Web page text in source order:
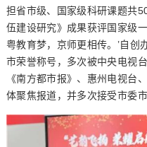
担省市级、国家级科研课题共
伍建设研究》成果获评国家级
粤教育梦，京师更相传。’自创
市荣誉称号，多次被中央电视
《南方都市报》、惠州电视台
体聚焦报道，并多次接受市委